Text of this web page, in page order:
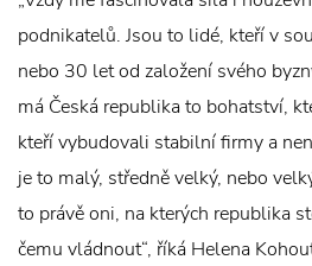
podnikatelů. Jsou to lidé, kteří v
nebo 30 let od založení svého
má Česká republika to bohatství,
kteří vybudovali stabilní firmy a
je to malý, středně velký, nebo
to právě oni, na kterých republika
čemu vládnout“, říká Helena